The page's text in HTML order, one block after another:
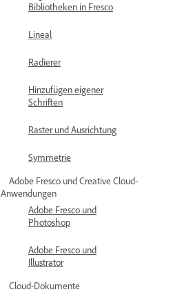
Bibliotheken in Fresco
Lineal
Radierer
Hinzufügen eigener
Schriften
Raster und Ausrichtung
Symmetrie
Adobe Fresco und Creative Cloud-
Anwendungen
Adobe Fresco und
Photoshop
Adobe Fresco und
Illustrator
Cloud-Dokumente